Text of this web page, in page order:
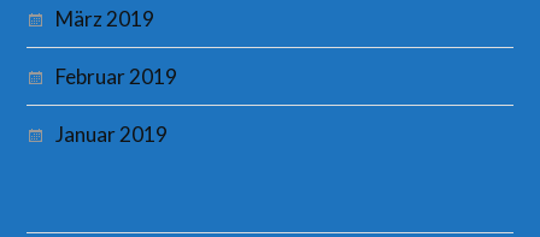
März 2019
Februar 2019
Januar 2019